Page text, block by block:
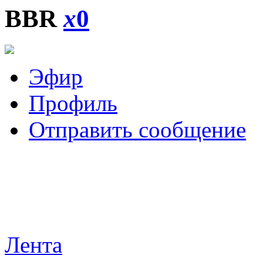
BBRx0
Эфир
Профиль
Отправить сообщение
Лента